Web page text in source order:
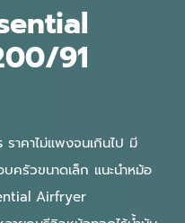
91
าคาไม่แพงจนเกินไป มี
บครัวขนาดเล็ก แนะนำหม้อ
Airfryer